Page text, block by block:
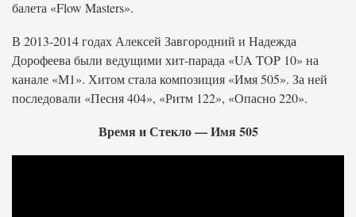
балета «Flow Masters».
В 2013-2014 годах Алексей Завгородний и Надежда
Дорофеева были ведущими хит-парада «UA TOP 10» на
канале «М1». Хитом стала композиция «Имя 505». За ней
последовали «Песня 404», «Ритм 122», «Опасно 220».
Время и Стекло — Имя 505